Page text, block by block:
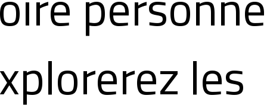
les